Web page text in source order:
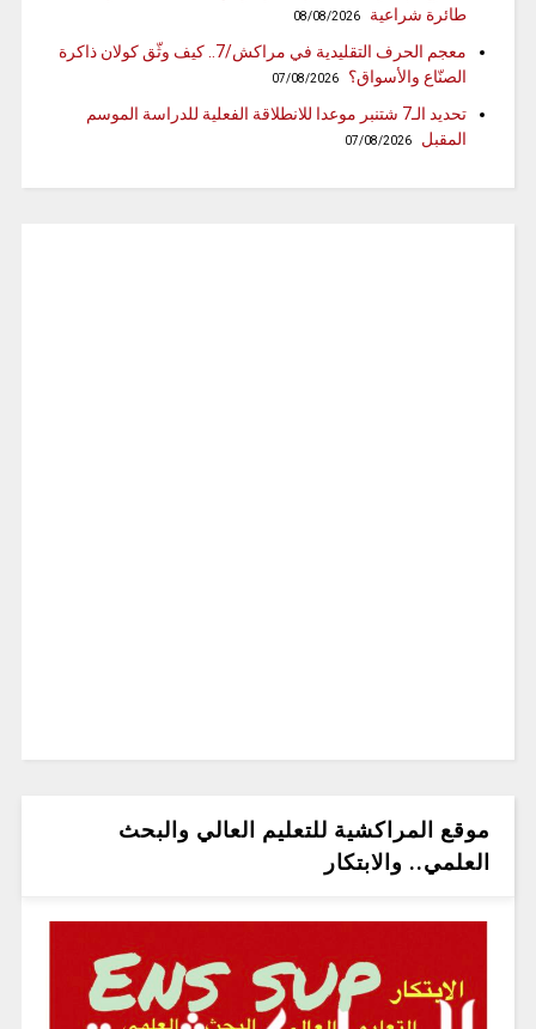
طائرة شراعية
08/08/2026
معجم الحرف التقليدية في مراكش/7.. كيف وثّق كولان ذاكرة
الصنّاع والأسواق؟
07/08/2026
تحديد الـ7 شتنبر موعدا للانطلاقة الفعلية للدراسة الموسم
المقبل
07/08/2026
موقع المراكشية للتعليم العالي والبحث
العلمي.. والابتكار